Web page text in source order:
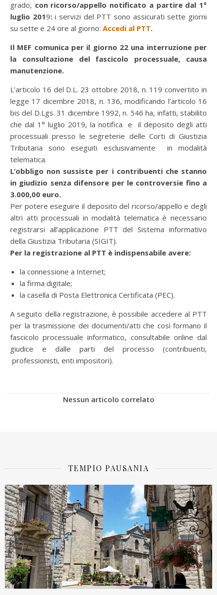
grado, con ricorso/appello notificato a partire dal 1°
luglio 2019:i servizi del PTT sono assicurati sette giorni
su sette e 24 ore al giorno: Accedi al PTT.
Il MEF comunica per il giorno 22 una interruzione per
la consultazione del fascicolo processuale, causa
manutenzione.
L’articolo 16 del D.L. 23 ottobre 2018, n. 119 convertito in
legge 17 dicembre 2018, n. 136, modificando l’articolo 16
bis del D.Lgs. 31 dicembre 1992, n. 546 ha, infatti, stabilito
che dal 1° luglio 2019, la notifica e il deposito degli atti
processuali presso le segreterie delle Corti di Giustizia
Tributaria sono eseguiti esclusivamente in modalità
telematica.
L’obbligo non sussiste per i contribuenti che stanno
in giudizio senza difensore per le controversie fino a
3.000,00 euro.
Per potere eseguire il deposito del ricorso/appello e degli
altri atti processuali in modalità telematica è necessario
registrarsi all’applicazione PTT del Sistema informativo
della Giustizia Tributaria (SIGIT).
Per la registrazione al PTT è indispensabile avere:
la connessione a Internet;
la firma digitale;
la casella di Posta Elettronica Certificata (PEC).
A seguito della registrazione, è possibile accedere al PTT
per la trasmissione dei documenti/atti che così formano il
fascicolo processuale informatico, consultabile online dal
giudice e dalle parti del processo (contribuenti,
professionisti, enti impositori).
Nessun articolo correlato
TEMPIO PAUSANIA